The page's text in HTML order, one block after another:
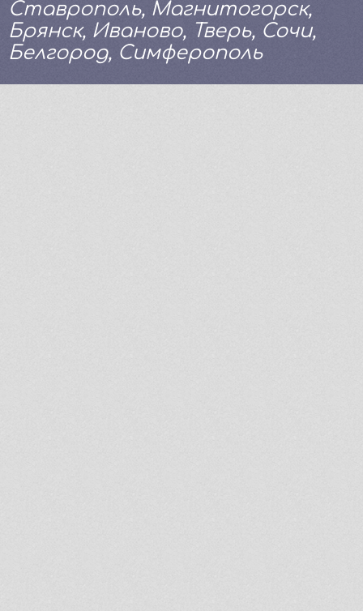
Ставрополь, Магнитогорск,
Брянск, Иваново, Тверь, Сочи,
Белгород, Симферополь